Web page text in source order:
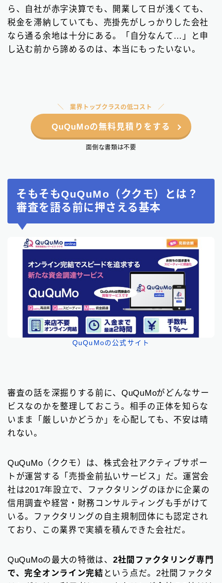
ら、自社が赤字決算でも、開業して日が浅くても、
税金を滞納していても、売掛先がしっかりした会社
なら通る余地は十分にある。「自分なんて…」と申
し込む前から諦めるのは、本当にもったいない。
業界トップクラスの低コスト
QuQuMoの無料見積りをする
面倒な書類は不要
そもそもQuQuMo（ククモ）とは？
審査を語る前に押さえる基本
QuQuMoの公式サイト
審査の話を深掘りする前に、QuQuMoがどんなサー
ビスなのかを整理しておこう。相手の正体を知らな
いまま「厳しいかどうか」を心配しても、不安は晴
れない。
QuQuMo（ククモ）は、株式会社アクティブサポー
トが運営する「売掛金前払いサービス」だ。運営会
社は2017年設立で、ファクタリングのほかに企業の
信用調査や経営・財務コンサルティングも手がけて
いる。ファクタリングの自主規制団体にも認定され
ており、この業界で実績を積んできた会社だ。
QuQuMoの最大の特徴は、 2社間ファクタリング専門
で、完全オンライン完結 という点だ。2社間ファクタ